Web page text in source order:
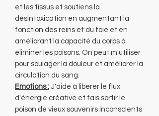
et les tissus et soutiens la
désintoxication en augmentant la
fonction des reins et du foie et en
améliorant la capacité du corps à
éliminer les poisons. On peut m'utiliser
pour soulager la douleur et améliorer la
circulation du sang.
Emotions : J'aide à liberer le flux
d'énergie créative et fais sortir le
poison de vieux souvenirs inconscients